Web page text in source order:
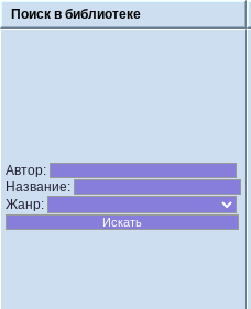
Поиск в библиотеке
Автор:
Название:
Жанр: